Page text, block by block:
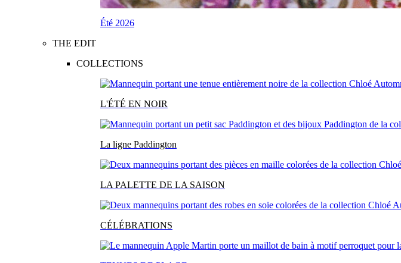
Été 2026
THE EDIT
COLLECTIONS
L'ÉTÉ EN NOIR
La ligne Paddington
LA PALETTE DE LA SAISON
CÉLÉBRATIONS